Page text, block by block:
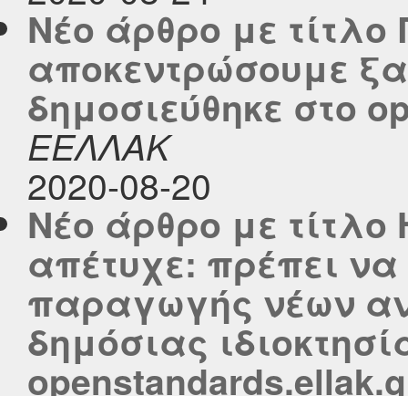
Νέο άρθρο με τίτλο
αποκεντρώσουμε
δημοσιεύθηκε στο
ΕΕΛΛΑΚ
2020-08-20
Νέο άρθρο με
απέτυχε: πρέπει
παραγωγής νέων
δημόσιας